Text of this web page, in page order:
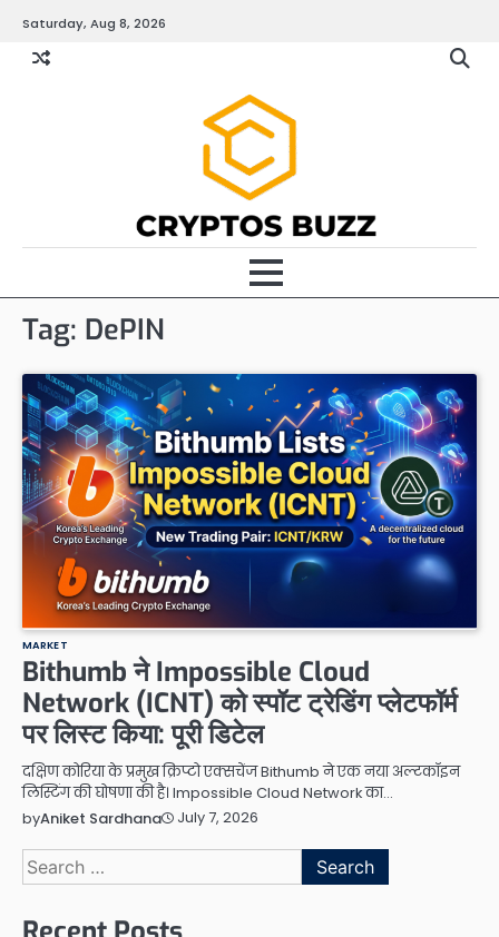
content
Saturday, Aug 8, 2026
Tag: DePIN
MARKET
Bithumb ने Impossible Cloud
Network (ICNT) को स्पॉट ट्रेडिंग प्लेटफॉर्म
पर लिस्ट किया: पूरी डिटेल
दक्षिण कोरिया के प्रमुख क्रिप्टो एक्सचेंज Bithumb ने एक नया अल्टकॉइन
लिस्टिंग की घोषणा की है। Impossible Cloud Network का…
byAniket Sardhana July 7, 2026
Search
for: